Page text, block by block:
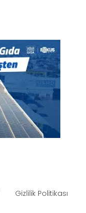
Gizlilik Politikası